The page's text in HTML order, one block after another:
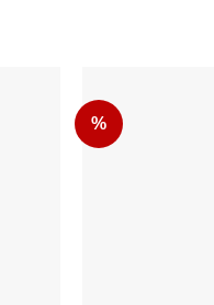
%